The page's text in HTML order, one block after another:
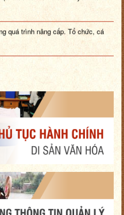
quá trình nâng cấp. Tổ chức, cá